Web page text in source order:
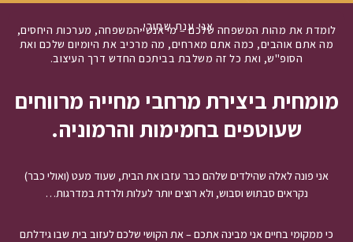
מומחית ביצירת מרחבי מחייה מרווחים
שעוטפים בחמימות והרמוניה.
אני פונה לאלה שהילדים שלהם כבר עזבו את הבית, שעוד מעט (ואולי כבר)
נקראים סבתוש וסבוש, ולא רוצים יותר לעלות ולרדת במדרגות…
כי ממקומי בחיים אני מבינה אתכם – את הקושי שלכם לעזוב בית שבו גידלתם
לומדת את מהות המשפחה שלכם – מי אנשי המשפחה, מערכות היחסים,
מה אתם אוהבים, כמה אתם מארחים, מה מרכיב את היומיום שלכם ואת
הסופ"ש, ואת כל זה משלבת בביתכם החדש דרך העיצוב.
אני ענת שחורי,